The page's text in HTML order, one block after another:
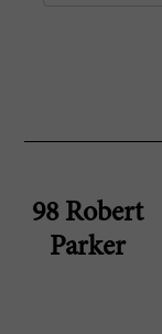
98 Robert
Parker